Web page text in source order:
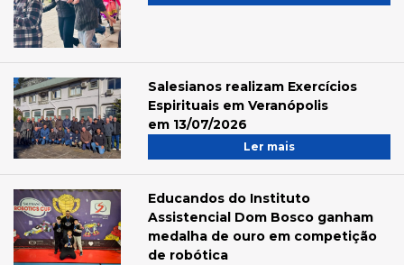
Salesianos realizam Exercícios
Espirituais em Veranópolis
em 13/07/2026
Ler mais
Educandos do Instituto
Assistencial Dom Bosco ganham
medalha de ouro em competição
de robótica